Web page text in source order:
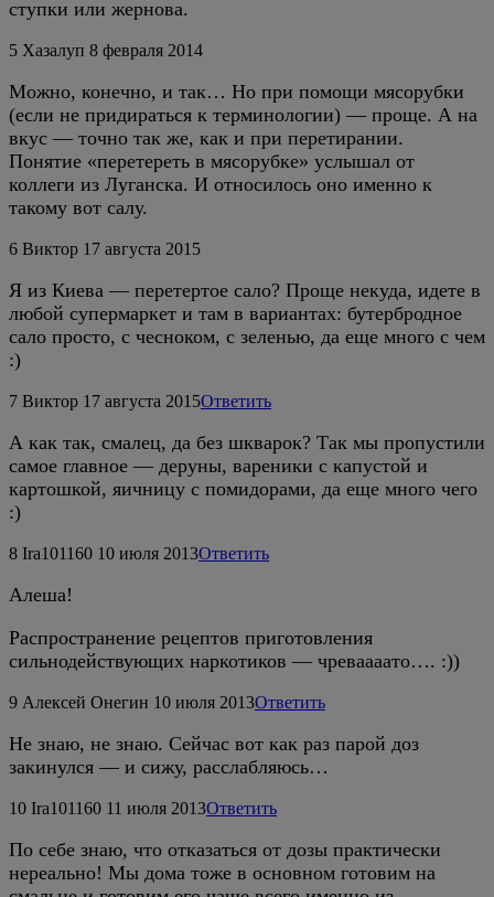
ступки или жернова.
5 Хазалуп 8 февраля 2014
Можно, конечно, и так… Но при помощи мясорубки
(если не придираться к терминологии) — проще. А на
вкус — точно так же, как и при перетирании.
Понятие «перетереть в мясорубке» услышал от
коллеги из Луганска. И относилось оно именно к
такому вот салу.
6 Виктор 17 августа 2015
Я из Киева — перетертое сало? Проще некуда, идете в
любой супермаркет и там в вариантах: бутербродное
сало просто, с чесноком, с зеленью, да еще много с чем
:)
7 Виктор 17 августа 2015Ответить
А как так, смалец, да без шкварок? Так мы пропустили
самое главное — деруны, вареники с капустой и
картошкой, яичницу с помидорами, да еще много чего
:)
8 Ira101160 10 июля 2013Ответить
Алеша!
Распространение рецептов приготовления
сильнодействующих наркотиков — чреваааато…. :))
9 Алексей Онегин 10 июля 2013Ответить
Не знаю, не знаю. Сейчас вот как раз парой доз
закинулся — и сижу, расслабляюсь…
10 Ira101160 11 июля 2013Ответить
По себе знаю, что отказаться от дозы практически
нереально! Мы дома тоже в основном готовим на